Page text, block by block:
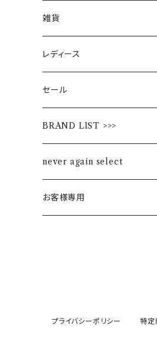
雑貨
レディース
セール
BRAND LIST >>>
ALL STAR
Alohaloha
never again select
お客様専用
プライバシーポリシー 特定